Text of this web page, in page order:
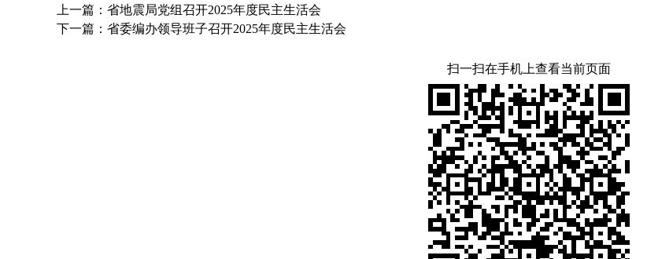
上一篇：省地震局党组召开2025年度民主生活会
下一篇：省委编办领导班子召开2025年度民主生活会
扫一扫在手机上查看当前页面